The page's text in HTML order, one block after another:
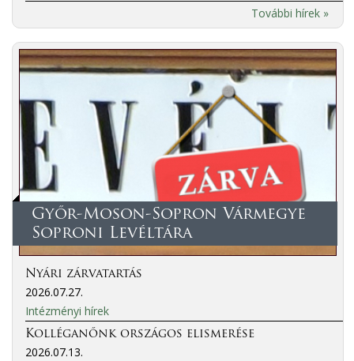
További hírek »
Győr-Moson-Sopron Vármegye
Soproni Levéltára
Nyári zárvatartás
2026.07.27.
Intézményi hírek
Kolléganőnk országos elismerése
2026.07.13.